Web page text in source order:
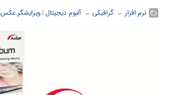
نرم افزار ← ‏گرافیکی ← ‏ آلبوم دیجیتال ‏| ویرایشگر عکس